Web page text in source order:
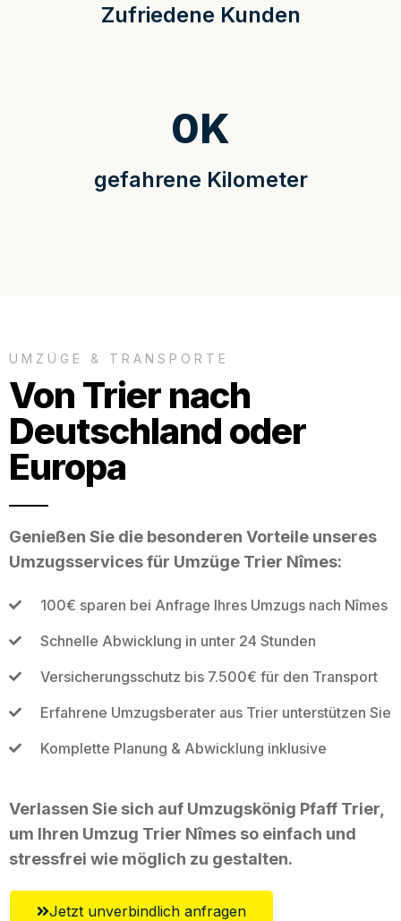
Zufriedene Kunden
gefahrene Kilometer
0K
UMZÜGE & TRANSPORTE
Von Trier nach
Deutschland oder
Europa
Genießen Sie die besonderen Vorteile unseres
Umzugsservices für Umzüge Trier Nîmes:
100€ sparen bei Anfrage Ihres Umzugs nach Nîmes
Schnelle Abwicklung in unter 24 Stunden
Versicherungsschutz bis 7.500€ für den Transport
Erfahrene Umzugsberater aus Trier unterstützen Sie
Komplette Planung & Abwicklung inklusive
Verlassen Sie sich auf Umzugskönig Pfaff Trier,
um Ihren Umzug Trier Nîmes so einfach und
stressfrei wie möglich zu gestalten.
Jetzt unverbindlich anfragen